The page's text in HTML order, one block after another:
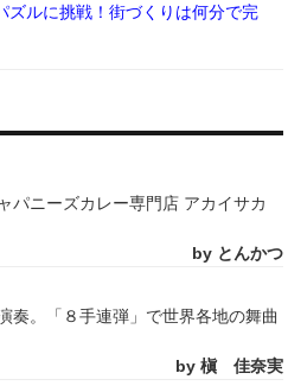
ズルに挑戦！街づくりは何分で完
パニーズカレー専門店 アカイサカ
by とんかつ
奏。「８手連弾」で世界各地の舞曲
by 槇 佳奈実